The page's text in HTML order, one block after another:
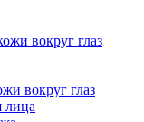
вокруг глаз
вокруг глаз
лица